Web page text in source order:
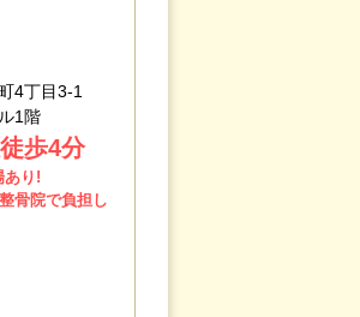
4丁目3-1
1階
歩4分
あり!
骨院で負担し